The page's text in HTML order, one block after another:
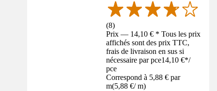
(8)
Prix — 14,10 € * Tous les prix
affichés sont des prix TTC,
frais de livraison en sus si
nécessaire par pce14,10 €*/
pce
Correspond à 5,88 € par
m(5,88 €/ m)